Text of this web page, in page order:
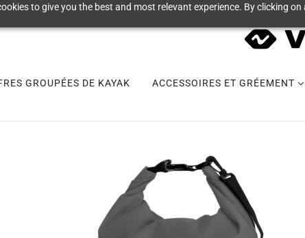
to give you the best and most relevant experience. By clicking
GROUPÉES DE KAYAK ACCESSOIRES ET GRÉEMENT